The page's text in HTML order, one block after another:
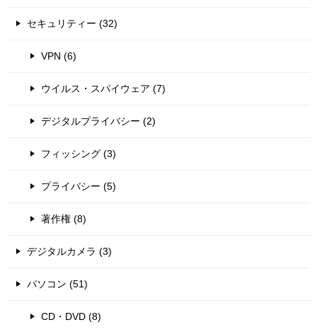
セキュリティー (32)
VPN (6)
ウイルス・スパイウェア (7)
デジタルプライバシー (2)
フィッシング (3)
プライバシー (5)
著作権 (8)
デジタルカメラ (3)
パソコン (51)
CD・DVD (8)